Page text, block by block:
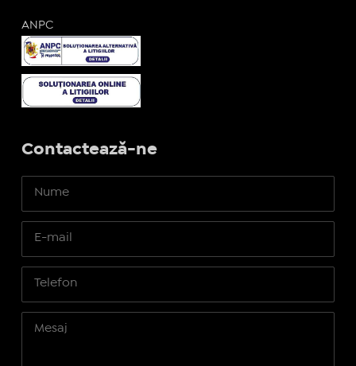
ANPC
Contactează-ne